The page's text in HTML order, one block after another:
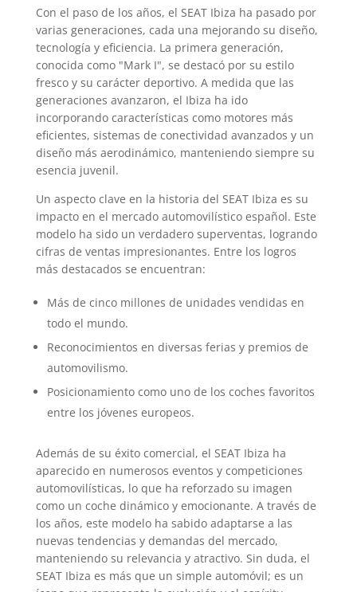
Con el paso de los años, el SEAT Ibiza ha pasado por
varias generaciones, cada una mejorando su diseño,
tecnología y eficiencia. La primera generación,
conocida como "Mark I", se destacó por su estilo
fresco y su carácter deportivo. A medida que las
generaciones avanzaron, el Ibiza ha ido
incorporando características como motores más
eficientes, sistemas de conectividad avanzados y un
diseño más aerodinámico, manteniendo siempre su
esencia juvenil.
Un aspecto clave en la historia del SEAT Ibiza es su
impacto en el mercado automovilístico español. Este
modelo ha sido un verdadero superventas, logrando
cifras de ventas impresionantes. Entre los logros
más destacados se encuentran:
Más de cinco millones de unidades vendidas en
todo el mundo.
Reconocimientos en diversas ferias y premios de
automovilismo.
Posicionamiento como uno de los coches favoritos
entre los jóvenes europeos.
Además de su éxito comercial, el SEAT Ibiza ha
aparecido en numerosos eventos y competiciones
automovilísticas, lo que ha reforzado su imagen
como un coche dinámico y emocionante. A través de
los años, este modelo ha sabido adaptarse a las
nuevas tendencias y demandas del mercado,
manteniendo su relevancia y atractivo. Sin duda, el
SEAT Ibiza es más que un simple automóvil; es un